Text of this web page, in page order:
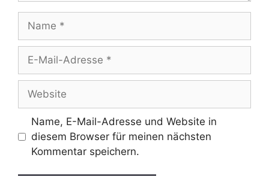
Mail-
Adresse
Name, E-Mail-Adresse und Website in
diesem Browser für meinen nächsten
Kommentar speichern.